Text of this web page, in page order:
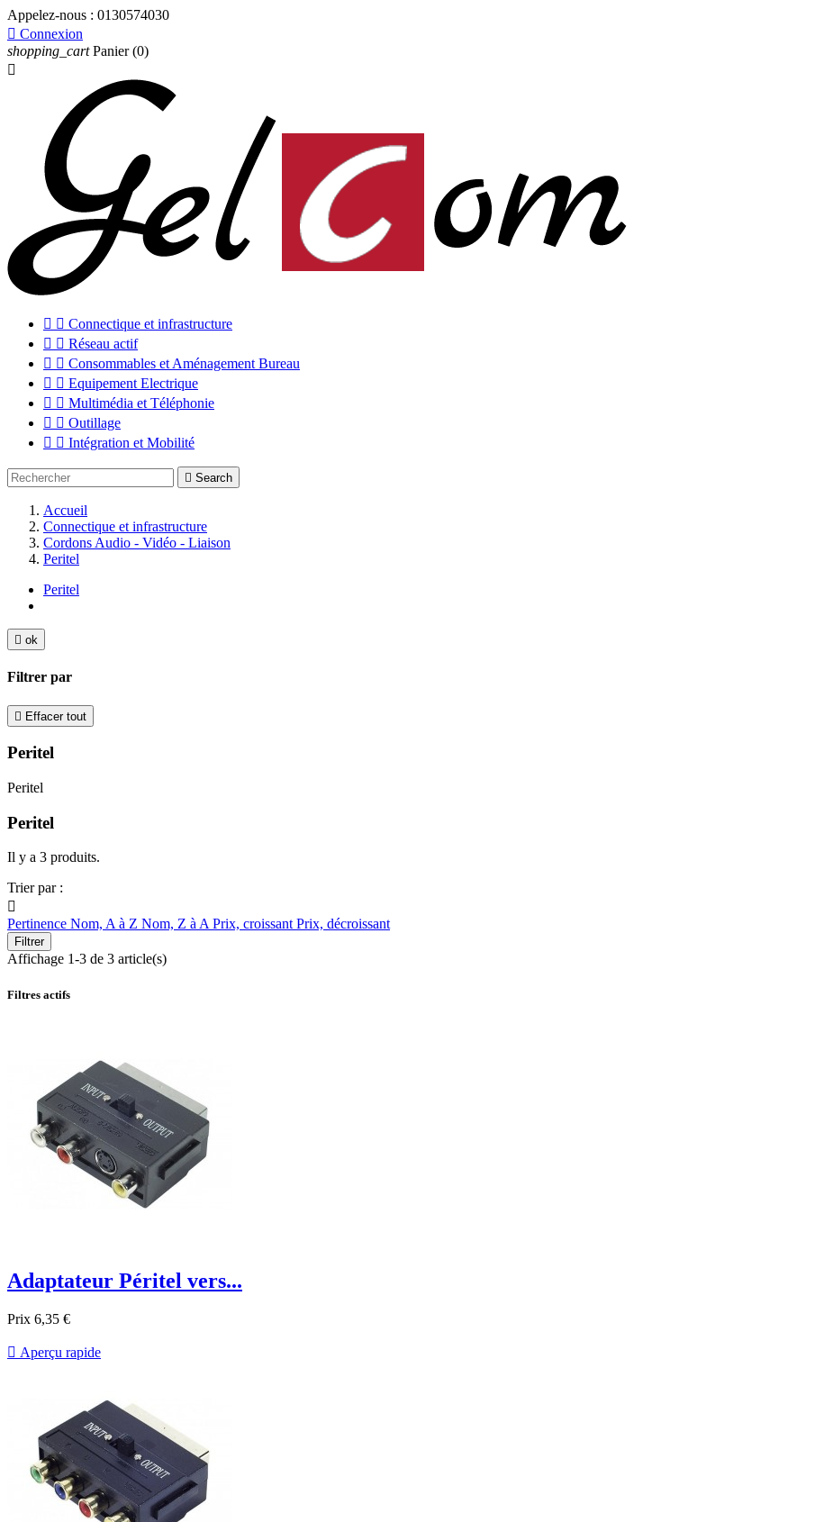
Appelez-nous : 0130574030
 Connexion
shopping_cart Panier (0)

  Connectique et infrastructure
  Réseau actif
  Consommables et Aménagement Bureau
  Equipement Electrique
  Multimédia et Téléphonie
  Outillage
  Intégration et Mobilité
 Search
Accueil
Connectique et infrastructure
Cordons Audio - Vidéo - Liaison
Peritel
Peritel
 ok
Filtrer par
 Effacer tout
Peritel
Peritel
Peritel
Il y a 3 produits.
Trier par :

Pertinence Nom, A à Z Nom, Z à APrix, croissantPrix, décroissant
Filtrer
Affichage 1-3 de 3 article(s)
Filtres actifs
Adaptateur Péritel vers...
Prix 6,35 €
 Aperçu rapide